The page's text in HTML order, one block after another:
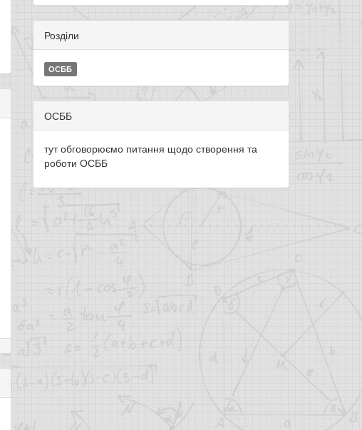
Розділи
ОСББ
ОСББ
тут обговорюємо питання щодо створення та
роботи ОСББ